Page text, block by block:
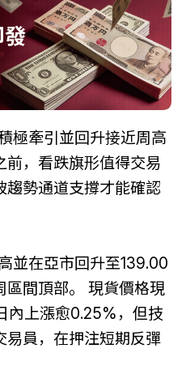
極牽引並回升接近周高
前，看跌旗形值得交易
趨勢通道支撐才能確認
並在亞市回升至139.00
區間頂部。 現貨價格現
內上漲愈0.25%，但技
易員，在押注短期反彈